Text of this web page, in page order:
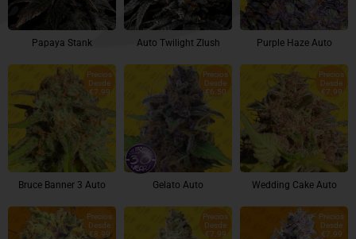
Papaya Stank Auto Twilight Zlush Purple Haze Auto
Precios
Desde
€7.99
Bruce Banner 3 Auto
Precios
Desde
€6.50
Gelato Auto
Precios
Desde
€7.99
Wedding Cake Auto
Precios
Desde
€8.99
Precios
Desde
€7.99
Precios
Desde
€7.99